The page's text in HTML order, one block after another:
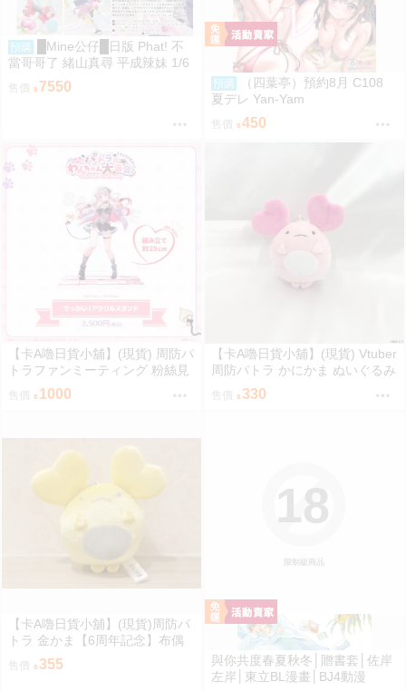
預購
█Mine公仔█日版 Phat! 不
當哥哥了 緒山真尋 平成辣妹 1/6
PVC D9282
售價 7550 預購
（四葉亭）預約8月 C108
夏デレ Yan-Yam
售價 450
【卡A嚕日貨小舖】(現貨) 周防パ
トラファンミーティング 粉絲見
面會『パトラのわんちゃん大集
合』でっかい！！アクリルスタ
r
售價 1000
【卡A嚕日貨小舖】(現貨) Vtuber
周防パトラ かにかま ぬいぐるみ
キーホルダー 布偶鑰匙圈
售價 330
【卡A嚕日貨小舖】(現貨)周防パ
トラ 金かま【6周年記念】布偶
售價 355
限制級商品
18
與你共度春夏秋冬│贈書套│佐岸
左岸│東立BL漫畫│BJ4動漫